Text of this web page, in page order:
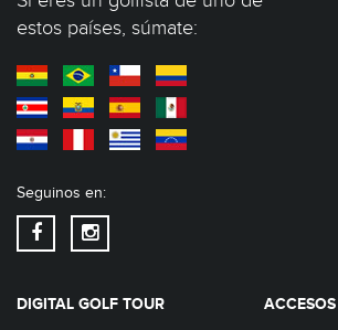
estos países, súmate:
Seguinos en:
DIGITAL GOLF TOUR ACCESOS